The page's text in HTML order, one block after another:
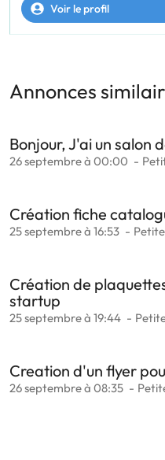
Voir le profil
Annonces
Bonjour, J'ai un salon
26 septembre à 00:00
Création fiche
25 septembre à 16:53
Création de
startup
25 septembre à 19:44
Creation d'un flyer
26 septembre à 08:35